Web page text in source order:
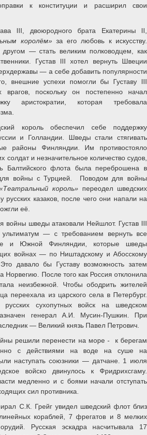
к конституции и расширил свои
III, двоюродного брата Екатерины II,
королём»за его любовь к искусству.
— стать великим полководцем, как
Густав III хотел вернуть Швеции
— а себе добавить популярности
внешние успехи помогли бы Густаву III
врагов, поскольку он постепенно начал
аристократии, которая требовала
король обеспечил себе поддержку
и Голландии. Шведы стали стягивать
районы Финляндии. Им противостояло
солдат и незначительное количество судов,
Балтийского флота была переброшена в
войны с Турцией. Поводом для войны
король» переодел шведских
русских казаков, после чего они напали на
её.
войны шведы атаковали Нейшлот. Густав III
ультиматум — с требованием вернуть все
и Южной Финляндии, которые шведы
войнах — по Ништадскому и Абосскому
давало бы Густаву возможность затем
Норвегию. После того как Россия отклонила
неизбежной. Чтобы ободрить жителей
переехала из царского села в Петербург.
русских сухопутных войск на шведском
генерал А.И. Мусин-Пушкин. При
— Великий князь Павел Петрович.
решили перенести на море - к берегам
с действиями на воде на суше на
наступать союзники — датчане. 1 июля
войско двинулось к Фридрихсгаму.
медленно и с боями начали отступать
сил противника.
С.К. Грейг увидел шведский флот близ
кораблей, 7 фрегатов и 8 мелких
Русская эскадра насчитывала 17